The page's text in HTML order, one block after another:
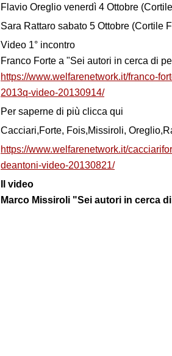
Flavio Oreglio venerdì 4 Ottobre
Sara Rattaro sabato 5 Ottobre (Cortile
Video 1° incontro
Franco Forte a "Sei autori in cerca di
https://www.welfarenetwork.it/franco-
2013q-video-20130914/
Per saperne di più clicca qui
Cacciari,Forte, Fois,Missiroli,
https://www.welfarenetwork.it/
deantoni-video-20130821/
Il video
Marco Missiroli "Sei autori in cerca